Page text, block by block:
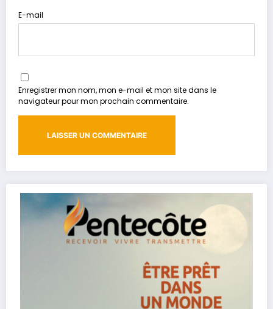
E-mail
Enregistrer mon nom, mon e-mail et mon site dans le
navigateur pour mon prochain commentaire.